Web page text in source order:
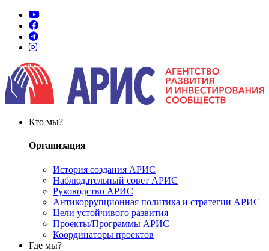
Кто мы?
Организация
История создания АРИС
Наблюдательный совет АРИС
Руководство АРИС
Антикоррупционная политика и стратегии АРИС
Цели устойчивого развития
Проекты/Программы АРИС
Координаторы проектов
Где мы?